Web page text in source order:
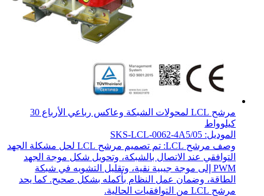
مرشح LCL لمحولات الشبكة وعاكس رباعي الأرباع 30
كيلوواط
الموديل: SKS-LCL-0062-4A5/05
وصف مرشح LCL: تم تصميم مرشح LCL لحل مشكلة الجهد
التوافقي عند الاتصال بالشبكة، وتحويل شكل موجة الجهد
PWM إلى موجة جيبية نقية، وتقليل التشويه في شبكة
الطاقة، وضمان عمل النظام بأكمله بشكل صحيح. كما يحد
مرشح LCL من التوافقيات الحالية.